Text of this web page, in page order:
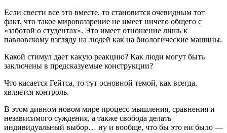
Если свести все это вместе, то становится очевидным тот
факт, что такое мировоззрение не имеет ничего общего с
«заботой о студентах». Это имеет отношение лишь к
павловскому взгляду на людей как на биологические машины.
Какой стимул дает какую реакцию? Как люди могут быть
заключены в предсказуемые конструкции?
Что касается Гейтса, то тут основной темой, как всегда,
является контроль.
В этом дивном новом мире процесс мышления, сравнения и
независимого суждения, а также свобода делать
индивидуальный выбор… ну и вообще, что бы это ни было —